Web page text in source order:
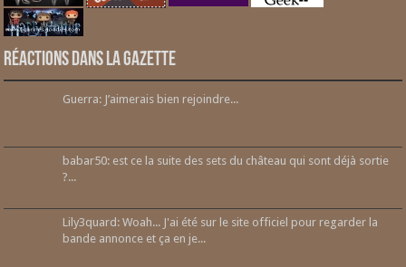
Réactions dans la gazette
Guerra: J’aimerais bien rejoindre...
babar50: est ce la suite des sets du château qui sont déjà sortie
?...
Lily3quard: Woah... J'ai été sur le site officiel pour regarder la
bande annonce et ça en je...